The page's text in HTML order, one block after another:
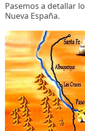
Pasemos a detallar
Nueva España.